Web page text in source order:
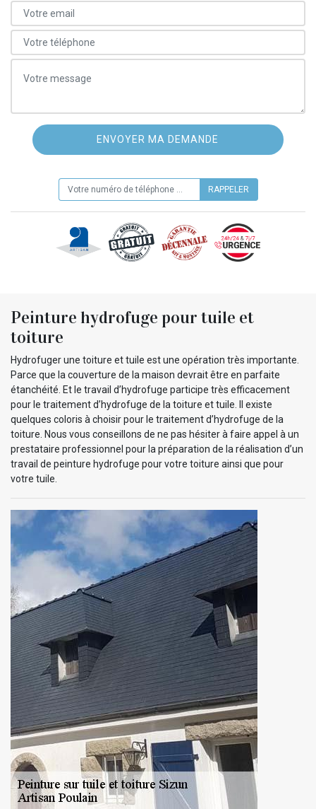
Peinture hydrofuge pour tuile et
toiture
Hydrofuger une toiture et tuile est une opération très importante.
Parce que la couverture de la maison devrait être en parfaite
étanchéité. Et le travail d’hydrofuge participe très efficacement
pour le traitement d’hydrofuge de la toiture et tuile. Il existe
quelques coloris à choisir pour le traitement d’hydrofuge de la
toiture. Nous vous conseillons de ne pas hésiter à faire appel à un
prestataire professionnel pour la préparation de la réalisation d’un
travail de peinture hydrofuge pour votre toiture ainsi que pour
votre tuile.